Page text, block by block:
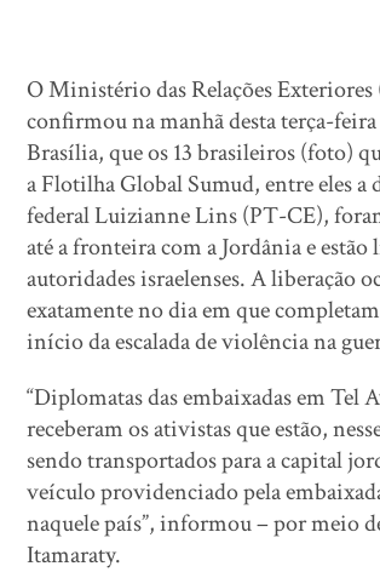
O Ministério das Relações
confirmou na manhã desta terça-
Brasília, que os 13 brasileiros (foto)
a Flotilha Global Sumud, entre eles a
federal Luizianne Lins (PT-CE),
até a fronteira com a Jordânia e estão
autoridades israelenses. A liberação
exatamente no dia em que
início da escalada de violência na
“Diplomatas das embaixadas em Tel
receberam os ativistas que estão,
sendo transportados para a capital
veículo providenciado pela
naquele país”, informou – por meio
Itamaraty.